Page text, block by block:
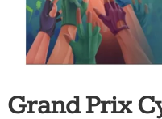
Tous
jours,
actualité
vélo
Grand Prix